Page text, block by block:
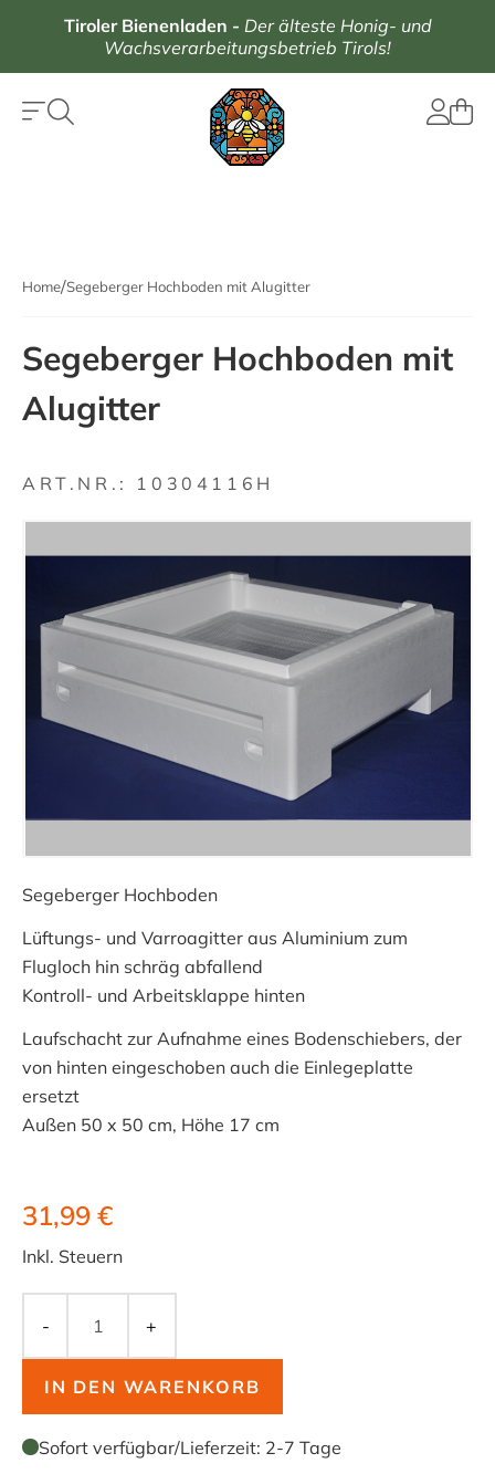
Tiroler Bienenladen - Der älteste Honig- und
Wachsverarbeitungsbetrieb Tirols!
Home Segeberger Hochboden mit Alugitter
Segeberger Hochboden mit
Alugitter
ART.NR.: 10304116H
Segeberger Hochboden
Lüftungs- und Varroagitter aus Aluminium zum
Flugloch hin schräg abfallend
Kontroll- und Arbeitsklappe hinten
Laufschacht zur Aufnahme eines Bodenschiebers, der
von hinten eingeschoben auch die Einlegeplatte
ersetzt
Außen 50 x 50 cm, Höhe 17 cm
31,99 €
Inkl. Steuern
- +
IN DEN WARENKORB
Sofort verfügbar/Lieferzeit: 2-7 Tage